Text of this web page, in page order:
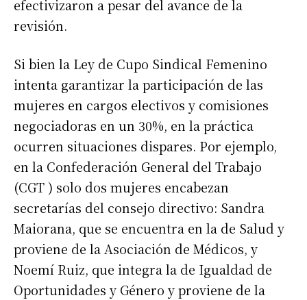
efectivizaron a pesar del avance de la
revisión.
Si bien la Ley de Cupo Sindical Femenino
intenta garantizar la participación de las
mujeres en cargos electivos y comisiones
negociadoras en un 30%, en la práctica
ocurren situaciones dispares. Por ejemplo,
en la Confederación General del Trabajo
(CGT ) solo dos mujeres encabezan
secretarías del consejo directivo: Sandra
Maiorana, que se encuentra en la de Salud y
proviene de la Asociación de Médicos, y
Noemí Ruiz, que integra la de Igualdad de
Oportunidades y Género y proviene de la